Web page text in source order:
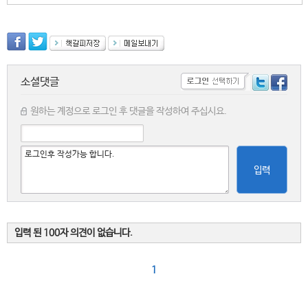
소셜댓글
원하는 계정으로 로그인 후 댓글을 작성하여 주십시요.
입력
입력 된 100자 의견이 없습니다.
1